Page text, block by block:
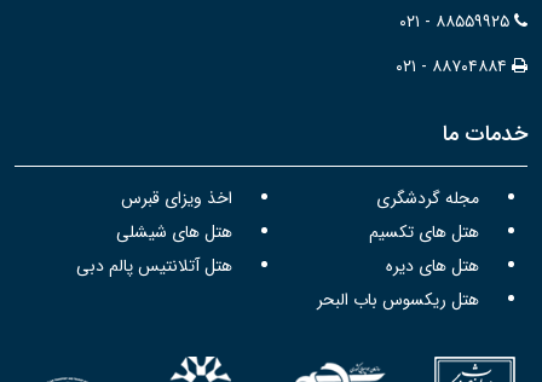
۰۲۱ - ۸۸۵۵۹۹۲۵
۰۲۱ - ۸۸۷۰۴۸۸۴
خدمات ما
مجله گردشگری
اخذ ویزای قبرس
هتل های تکسیم
هتل های شیشلی
هتل های دیره
هتل آتلانتیس پالم دبی
هتل ریکسوس باب البحر